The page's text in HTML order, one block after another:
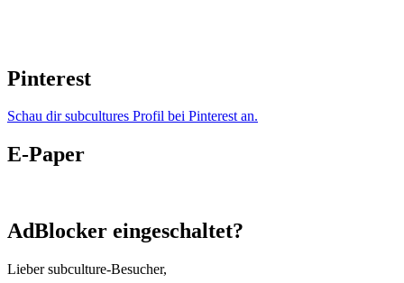
Pinterest
Schau dir subcultures Profil bei Pinterest an.
E-Paper
AdBlocker eingeschaltet?
Lieber subculture-Besucher,